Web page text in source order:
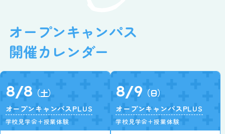
オープンキャンパス
開催カレンダー
8/8 （土）
オープンキャンパスPLUS
学校見学会+授業体験
8/9（日）
オープンキャンパスPLUS
学校見学会+授業体験